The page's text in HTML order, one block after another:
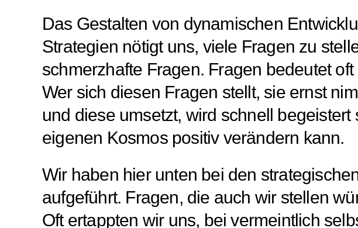
Das Gestalten von dynamischen
Strategien nötigt uns, viele Fragen zu
schmerzhafte Fragen. Fragen bedeutet
Wer sich diesen Fragen stellt, sie ernst
und diese umsetzt, wird schnell
eigenen Kosmos positiv verändern kann.
Wir haben hier unten bei den
aufgeführt. Fragen, die auch wir stellen
Oft ertappten wir uns, bei vermeintlich